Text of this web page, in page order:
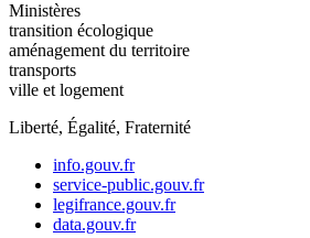
Ministères
transition écologique
aménagement du territoire
transports
ville et logement
Liberté, Égalité, Fraternité
info.gouv.fr
service-public.gouv.fr
legifrance.gouv.fr
data.gouv.fr